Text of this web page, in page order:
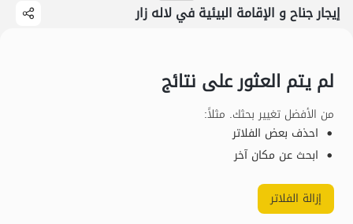
إيجار جناح و الإقامة البيئية في لاله زار
لم يتم العثور على نتائج
من الأفضل تغيير بحثك. مثلاً:
احذف بعض الفلاتر
ابحث عن مكان آخر
إزالة الفلاتر